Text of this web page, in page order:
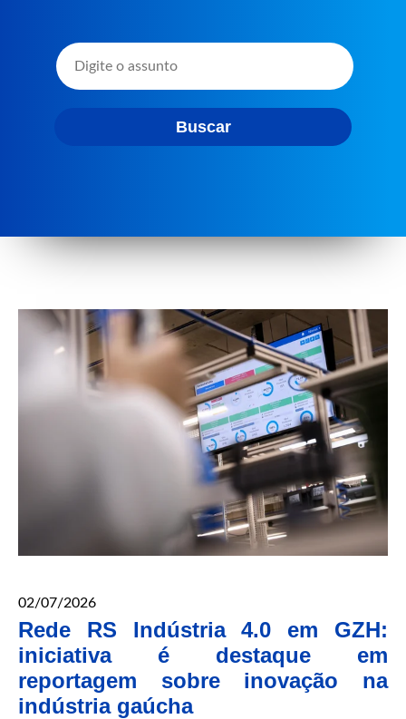
Buscar
02/07/2026
Rede RS Indústria 4.0 em GZH:
iniciativa é destaque em
reportagem sobre inovação na
indústria gaúcha